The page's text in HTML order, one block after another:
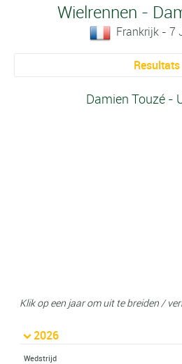
Wielrennen -
Frankrijk - 7
Resultats
Damien Touzé -
Klik op een jaar om uit te breiden /
2026
Wedstrijd